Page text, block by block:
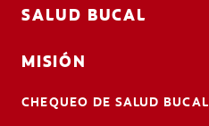
SALUD BUCAL
MISIÓN
CHEQUEO DE SALUD BUCAL